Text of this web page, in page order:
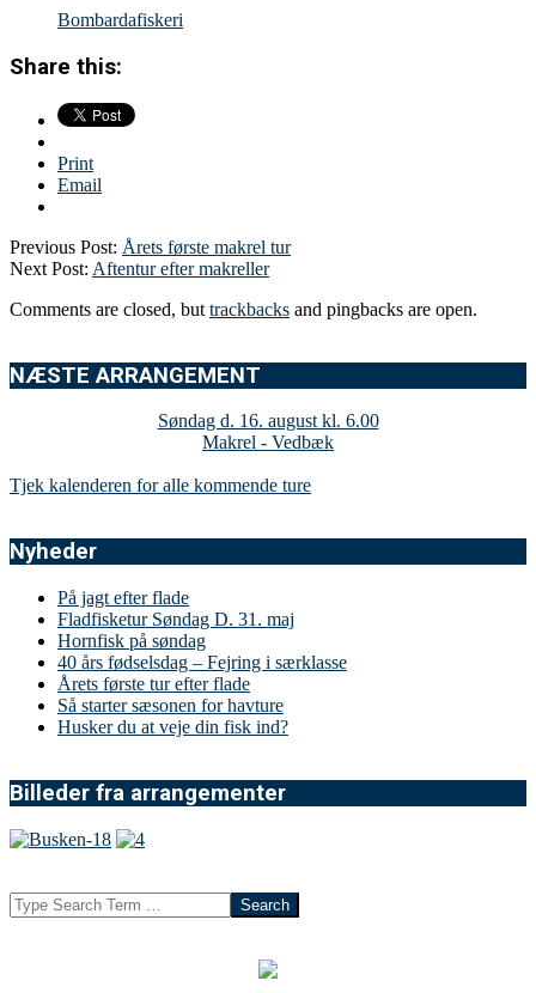
Bombardafiskeri
Share this:
Print
Email
Previous Post: Årets første makrel tur
Next Post: Aftentur efter makreller
Comments are closed, but trackbacks and pingbacks are open.
NÆSTE ARRANGEMENT
Søndag d. 16. august kl. 6.00
Makrel - Vedbæk
Tjek kalenderen for alle kommende ture
Nyheder
På jagt efter flade
Fladfisketur Søndag D. 31. maj
Hornfisk på søndag
40 års fødselsdag – Fejring i særklasse
Årets første tur efter flade
Så starter sæsonen for havture
Husker du at veje din fisk ind?
Billeder fra arrangementer
Search